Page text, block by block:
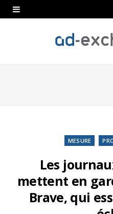
MESURE
Les
mettent en
Brave, qui